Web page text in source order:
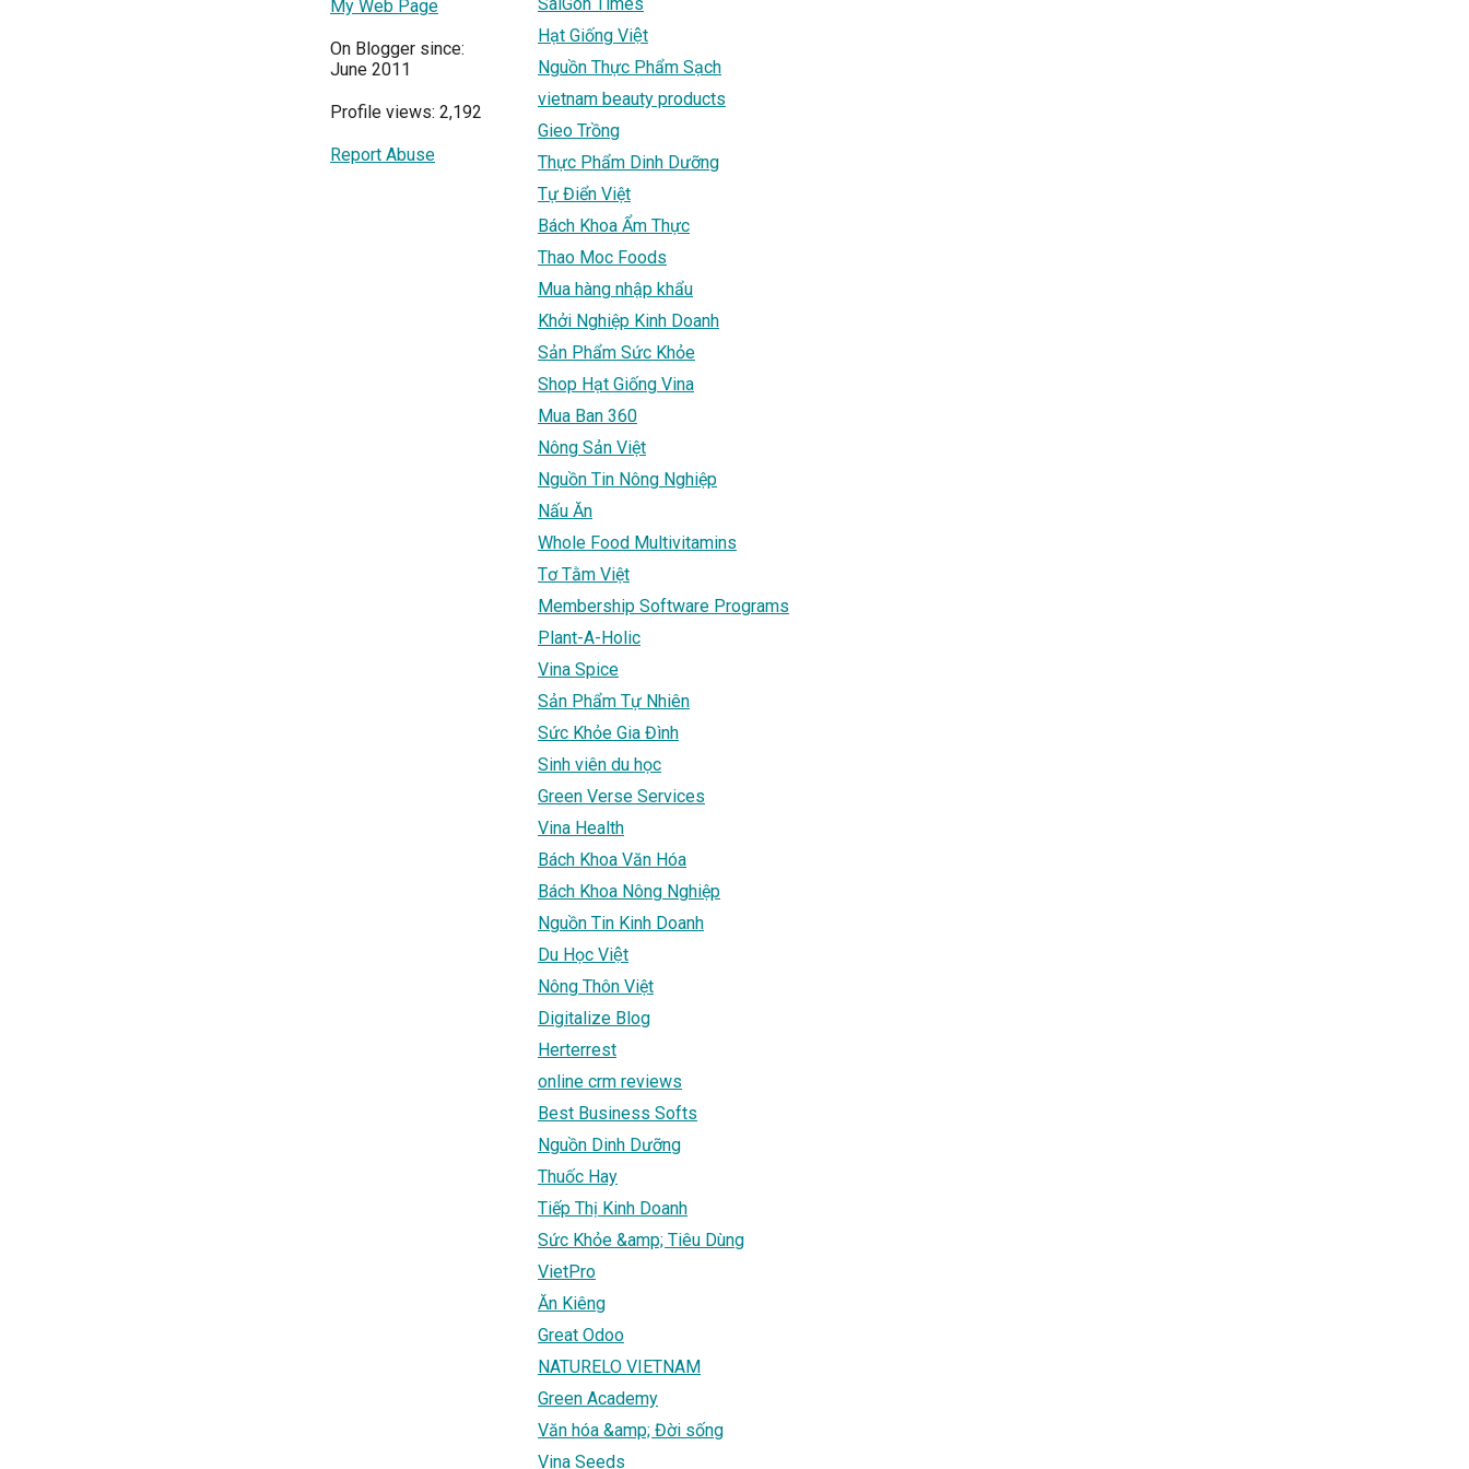
My Web Page
On Blogger since:
June 2011
Profile views: 2,192
Report Abuse
Hạt Giống Việt
Nguồn Thực Phẩm Sạch
vietnam beauty products
Gieo Trồng
Thực Phẩm Dinh Dưỡng
Tự Điển Việt
Bách Khoa Ẩm Thực
Thao Moc Foods
Mua hàng nhập khẩu
Khởi Nghiệp Kinh Doanh
Sản Phẩm Sức Khỏe
Shop Hạt Giống Vina
Mua Ban 360
Nông Sản Việt
Nguồn Tin Nông Nghiệp
Nấu Ăn
Whole Food Multivitamins
Tơ Tằm Việt
Membership Software Programs
Plant-A-Holic
Vina Spice
Sản Phẩm Tự Nhiên
Sức Khỏe Gia Đình
Sinh viên du học
Green Verse Services
Vina Health
Bách Khoa Văn Hóa
Bách Khoa Nông Nghiệp
Nguồn Tin Kinh Doanh
Du Học Việt
Nông Thôn Việt
Digitalize Blog
Herterrest
online crm reviews
Best Business Softs
Nguồn Dinh Dưỡng
Thuốc Hay
Tiếp Thị Kinh Doanh
Sức Khỏe &amp; Tiêu Dùng
VietPro
Ăn Kiêng
Great Odoo
NATURELO VIETNAM
Green Academy
Văn hóa &amp; Đời sống
Vina Seeds